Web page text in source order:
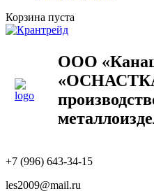
Корзина пуста
ООО
+7 (996) 643-34-15
les2009@mail.ru